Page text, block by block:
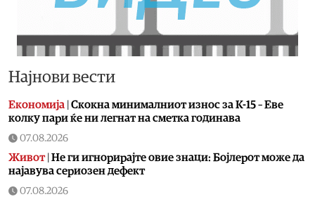
Најнови вести
Економија Скокна минималниот износ за К-15 – Еве
колку пари ќе ни легнат на сметка годинава
07.08.2026
Живот| Не ги игнорирајте овие знаци: Бојлерот може да
најавува сериозен дефект
07.08.2026